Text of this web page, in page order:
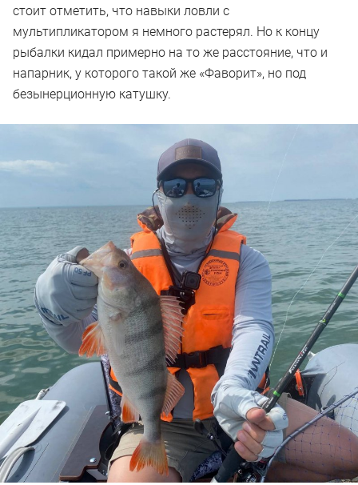
стоит отметить, что навыки ловли с
мультипликатором я немного растерял. Но к концу
рыбалки кидал примерно на то же расстояние, что и
напарник, у которого такой же «Фаворит», но под
безынерционную катушку.